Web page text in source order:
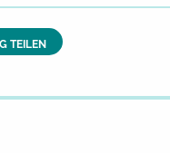
TEILEN